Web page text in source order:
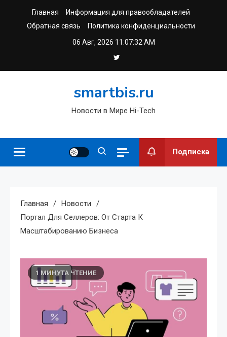
Главная
Информация для правообладателей
Обратная связь
Политика конфиденциальности
06 Авг, 2026 11:07:33 AM
smartbis.ru
Новости в Мире Hi-Tech
Подписка
Главная
Новости
Портал Для Селлеров: От Старта К
Масштабированию Бизнеса
1 МИНУТА ЧТЕНИЕ